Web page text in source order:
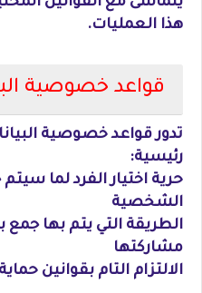
هذا العمليات.
قواعد خصوصية
تدور قواعد خصوصية
رئيسية:
حرية اختيار الفرد لما
الشخصية
الطريقة التي يتم بها جمع
مشاركتها
الالتزام التام بقوانين